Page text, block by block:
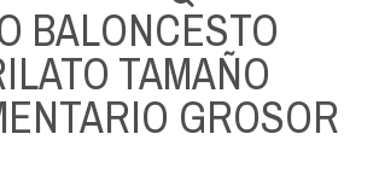
BALONCESTO
TAMAÑO
GROSOR